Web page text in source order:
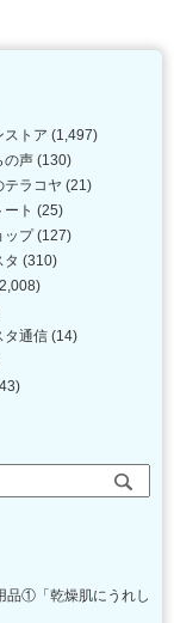
ストア (1,497)
の声 (130)
テラコヤ (21)
ト (25)
ップ(127)
タ (310)
タ通信 (14)
品①「乾燥肌にうれし